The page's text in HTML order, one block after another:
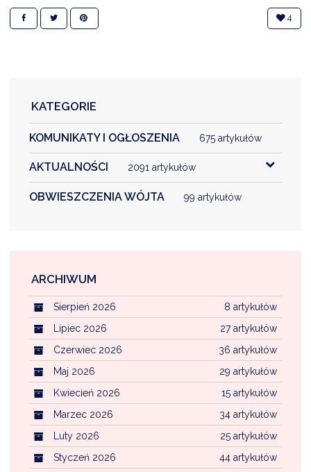
4
KATEGORIE
KOMUNIKATY I OGŁOSZENIA 675 artykułów
AKTUALNOŚCI 2091 artykułów
OBWIESZCZENIA WÓJTA 99 artykułów
ARCHIWUM
8 artykułów
Sierpień 2026
27 artykułów
Lipiec 2026
36 artykułów
Czerwiec 2026
29 artykułów
Maj 2026
15 artykułów
Kwiecień 2026
34 artykułów
Marzec 2026
25 artykułów
Luty 2026
44 artykułów
Styczeń 2026